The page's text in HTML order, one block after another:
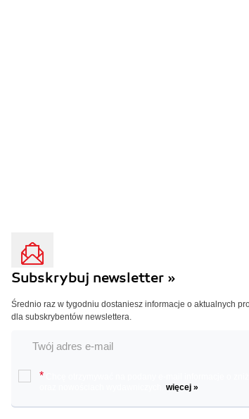
Subskrybuj newsletter »
Średnio raz w tygodniu dostaniesz informacje o aktualnych
dla subskrybentów newslettera.
*
więcej »